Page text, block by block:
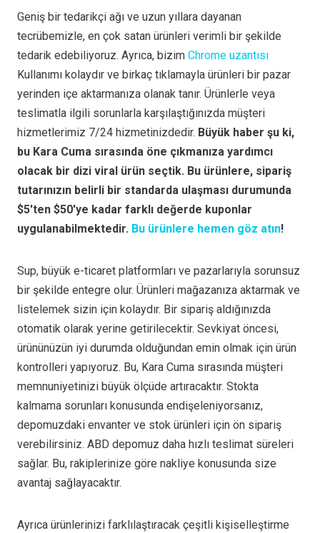
Geniş bir tedarikçi ağı ve uzun yıllara dayanan
tecrübemizle, en çok satan ürünleri verimli bir şekilde
tedarik edebiliyoruz. Ayrıca, bizim Chrome uzantısı
Kullanımı kolaydır ve birkaç tıklamayla ürünleri bir pazar
yerinden içe aktarmanıza olanak tanır. Ürünlerle veya
teslimatla ilgili sorunlarla karşılaştığınızda müşteri
hizmetlerimiz 7/24 hizmetinizdedir. Büyük haber şu ki,
bu Kara Cuma sırasında öne çıkmanıza yardımcı
olacak bir dizi viral ürün seçtik. Bu ürünlere, sipariş
tutarınızın belirli bir standarda ulaşması durumunda
$5'ten $50'ye kadar farklı değerde kuponlar
uygulanabilmektedir. Bu ürünlere hemen göz atın!
Sup, büyük e-ticaret platformları ve pazarlarıyla sorunsuz
bir şekilde entegre olur. Ürünleri mağazanıza aktarmak ve
listelemek sizin için kolaydır. Bir sipariş aldığınızda
otomatik olarak yerine getirilecektir. Sevkiyat öncesi,
ürününüzün iyi durumda olduğundan emin olmak için ürün
kontrolleri yapıyoruz. Bu, Kara Cuma sırasında müşteri
memnuniyetinizi büyük ölçüde artıracaktır. Stokta
kalmama sorunları konusunda endişeleniyorsanız,
depomuzdaki envanter ve stok ürünleri için ön sipariş
verebilirsiniz. ABD depomuz daha hızlı teslimat süreleri
sağlar. Bu, rakiplerinize göre nakliye konusunda size
avantaj sağlayacaktır.
Ayrıca ürünlerinizi farklılaştıracak çeşitli kişiselleştirme